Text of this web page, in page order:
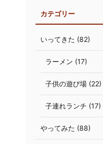
カテゴリー
いってきた (82)
ラーメン (17)
子供の遊び場 (22)
子連れランチ (17)
やってみた (88)